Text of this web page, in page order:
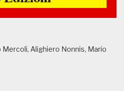
Alighiero Nonnis, Mario